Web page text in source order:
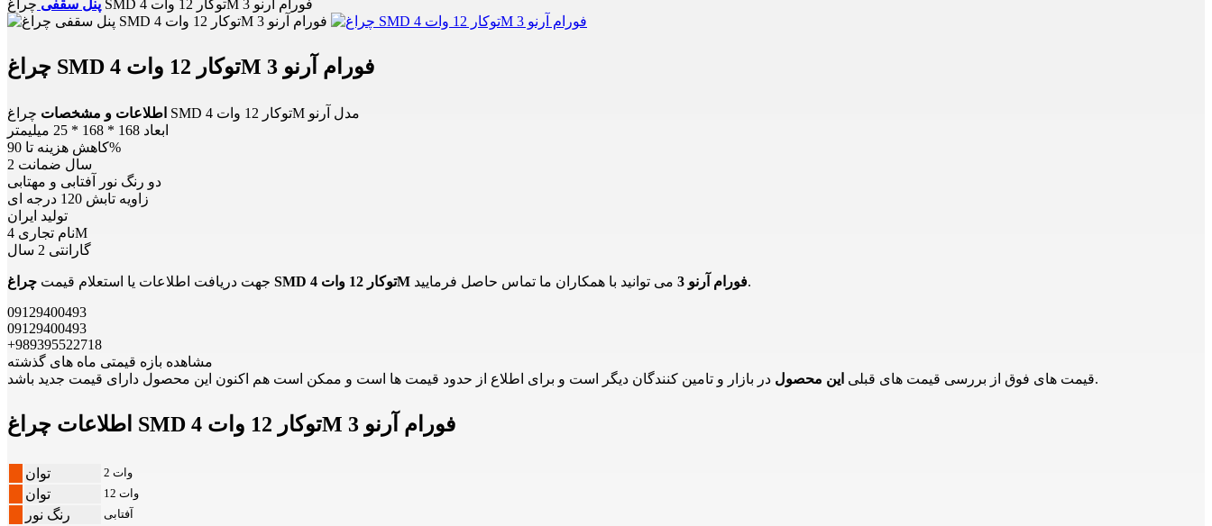
پنل سقفی چراغ SMD توکار 12 وات 4M فورام آرنو 3
چراغ SMD توکار 12 وات 4M فورام آرنو 3
اطلاعات و مشخصات
چراغ SMD توکار 12 وات 4M مدل آرنو
ابعاد 168 * 168 * 25 میلیمتر
کاهش هزینه تا 90%
2 سال ضمانت
دو رنگ نور آفتابی و مهتابی
زاویه تابش 120 درجه ای
تولید ایران
نام تجاری 4M
گارانتی 2 سال
جهت دریافت اطلاعات یا استعلام قیمت چراغ SMD توکار 12 وات 4M فورام آرنو 3می توانید با همکاران ما تماس حاصل فرمایید.
09129400493
09129400493
+989395522718
مشاهده بازه قیمتی ماه های گذشته
قیمت های فوق از بررسی قیمت های قبلی این محصول در بازار و تامین کنندگان دیگر است و برای اطلاع از حدود قیمت ها است و ممکن است هم اکنون این محصول دارای قیمت جدید باشد.
اطلاعات چراغ SMD توکار 12 وات 4M فورام آرنو 3
توان 2 وات
توان 12 وات
رنگ نور آفتابی